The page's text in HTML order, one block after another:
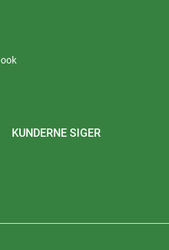
KUNDERNE SIGER